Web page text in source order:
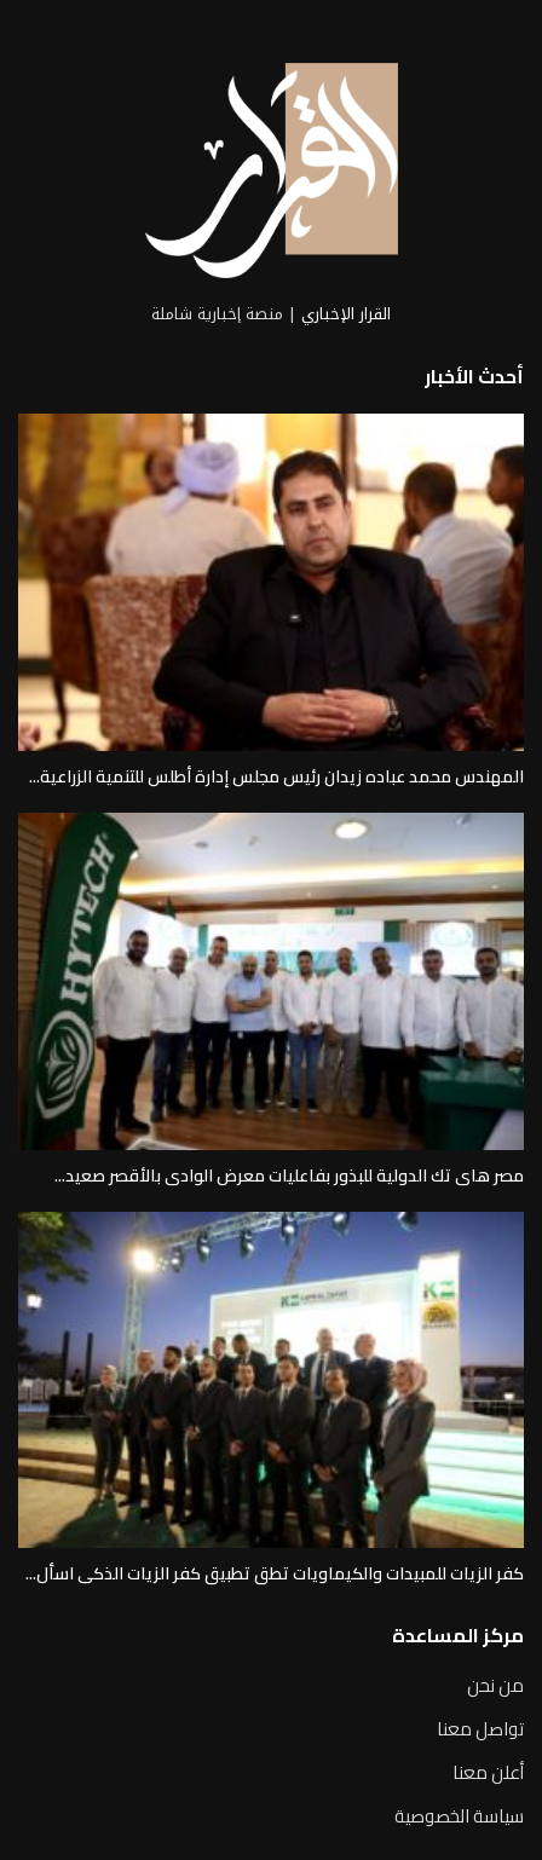
القرار الإخباري | منصة إخبارية شاملة
أحدث الأخبار
المهندس محمد عباده زيدان رئيس مجلس إدارة أطلس للتنمية الزراعية...
مصر هاى تك الدولية للبذور بفاعليات معرض الوادى بالأقصر صعيد...
كفر الزيات للمبيدات والكيماويات تطق تطبيق كفر الزيات الذكى اسأل...
مركز المساعدة
من نحن
تواصل معنا
أعلن معنا
سياسة الخصوصية